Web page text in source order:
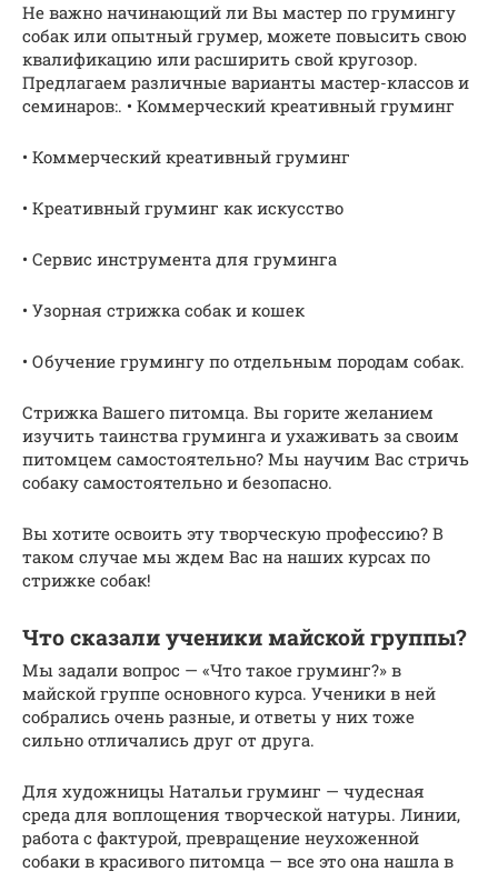
Не важно начинающий ли Вы мастер по грумингу
собак или опытный грумер, можете повысить свою
квалификацию или расширить свой кругозор.
Предлагаем различные варианты мастер-классов и
семинаров:. • Коммерческий креативный груминг
• Коммерческий креативный груминг
• Креативный груминг как искусство
• Сервис инструмента для груминга
• Узорная стрижка собак и кошек
• Обучение грумингу по отдельным породам собак.
Стрижка Вашего питомца. Вы горите желанием
изучить таинства груминга и ухаживать за своим
питомцем самостоятельно? Мы научим Вас стричь
собаку самостоятельно и безопасно.
Вы хотите освоить эту творческую профессию? В
таком случае мы ждем Вас на наших курсах по
стрижке собак!
Что сказали ученики майской группы?
Мы задали вопрос — «Что такое груминг?» в
майской группе основного курса. Ученики в ней
собрались очень разные, и ответы у них тоже
сильно отличались друг от друга.
Для художницы Натальи груминг — чудесная
среда для воплощения творческой натуры. Линии,
работа с фактурой, превращение неухоженной
собаки в красивого питомца — все это она нашла в